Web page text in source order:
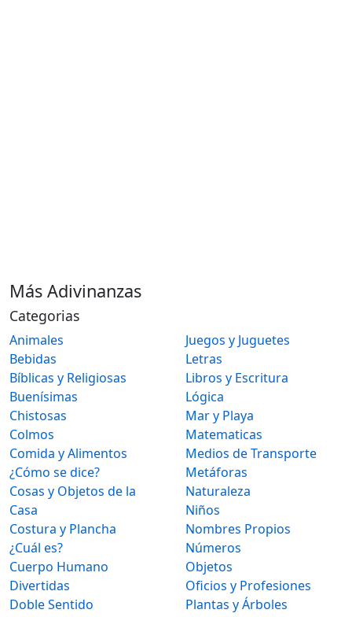
Más Adivinanzas
Categorias
Animales
Bebidas
Bíblicas y Religiosas
Buenísimas
Chistosas
Colmos
Comida y Alimentos
¿Cómo se dice?
Cosas y Objetos de la
Casa
Costura y Plancha
¿Cuál es?
Cuerpo Humano
Divertidas
Doble Sentido
Juegos y Juguetes
Letras
Libros y Escritura
Lógica
Mar y Playa
Matematicas
Medios de Transporte
Metáforas
Naturaleza
Niños
Nombres Propios
Números
Objetos
Oficios y Profesiones
Plantas y Árboles